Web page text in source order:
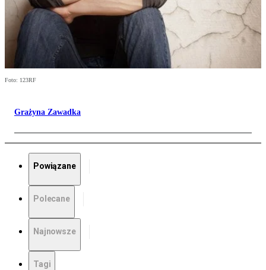
Foto: 123RF
Grażyna Zawadka
Powiązane
Polecane
Najnowsze
Tagi